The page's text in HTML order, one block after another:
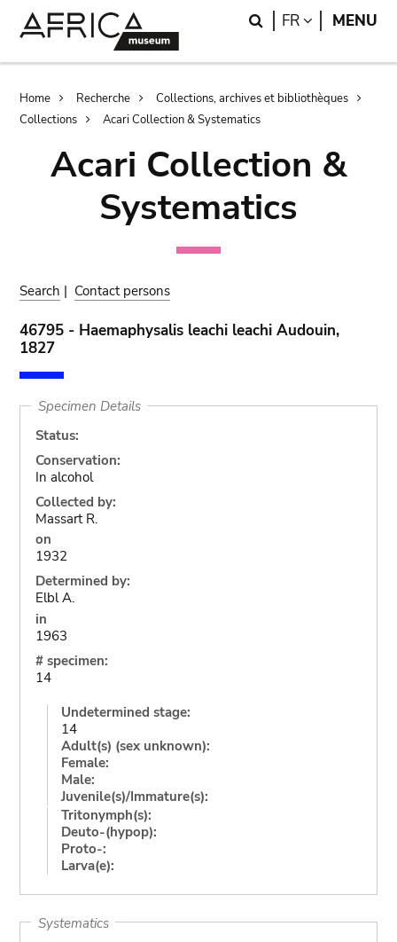
Search
FR LANGUAGE
MENU
Breadcrumb
Home Recherche
Collections, archives et bibliothèques
Collections
Acari Collection & Systematics
Acari Collection &
Systematics
Search | Contact persons
46795 - Haemaphysalis leachi leachi Audouin,
1827
Specimen Details
Status:
Conservation:
In alcohol
Collected by:
Massart R.
on
1932
Determined by:
Elbl A.
in
1963
# specimen:
14
Undetermined stage:
14
Adult(s) (sex unknown):
Female:
Male:
Juvenile(s)/Immature(s):
Tritonymph(s):
Deuto-(hypop):
Proto-:
Larva(e):
Systematics